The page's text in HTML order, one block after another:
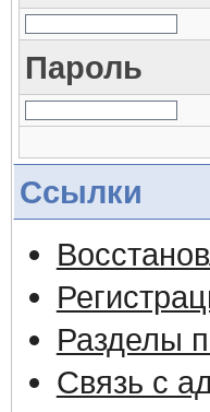
Пароль
Ссылки
Разделы
Связь с